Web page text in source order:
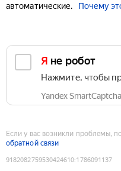
автоматические.
Почему
Я не робот
Нажмите, чтобы
Yandex SmartCaptcha
Если у вас возникли проблемы,
обратной связи
9182082759530424610:1786091137